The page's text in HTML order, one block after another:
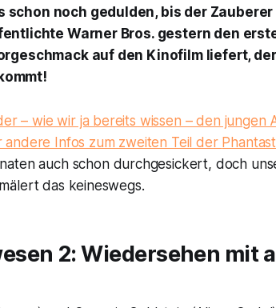
schon noch gedulden, bis der
Warner Bros. gestern den
auf den Kinofilm liefert, der
– wie wir ja bereits wissen – den jungen
andere Infos zum zweiten Teil der
auch schon durchgesickert, doch
das keineswegs.
2: Wiedersehen mit